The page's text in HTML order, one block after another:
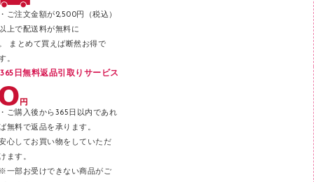
パンチ
はさみ
テープカッター
その他文具
セロハンテープ
ご注文金額が2,500円（税込）
上で配送料が無料に
まとめて買えば断然お得で
。
365日無料返品引取りサービス
ご購入後から365日以内であれ
無料で返品を承ります。
心してお買い物をしていただ
ます。
一部お受けできない商品がご